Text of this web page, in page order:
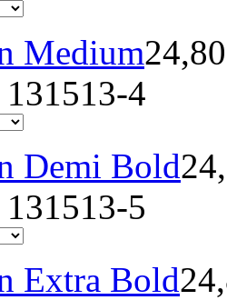
Medium
4
Demi Bold
5
Extra Bold